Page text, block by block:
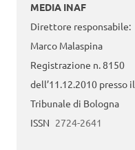
MEDIA INAF
Direttore responsabile:
Marco Malaspina
Registrazione n. 8150
dell’11.12.2010 presso il
Tribunale di Bologna
ISSN 2724-2641